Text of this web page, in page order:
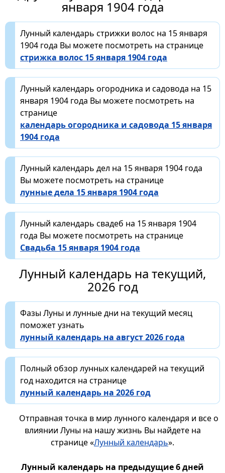
января 1904 года
Лунный календарь стрижки волос на 15 января
1904 года Вы можете посмотреть на странице
стрижка волос 15 января 1904 года
Лунный календарь огородника и садовода на 15
января 1904 года Вы можете посмотреть на
странице
календарь огородника и садовода 15 января
1904 года
Лунный календарь дел на 15 января 1904 года
Вы можете посмотреть на странице
лунные дела 15 января 1904 года
Лунный календарь свадеб на 15 января 1904
года Вы можете посмотреть на странице
Свадьба 15 января 1904 года
Лунный календарь на текущий,
2026 год
Фазы Луны и лунные дни на текущий месяц
поможет узнать
лунный календарь на август 2026 года
Полный обзор лунных календарей на текущий
год находится на странице
лунный календарь на 2026 год
Отправная точка в мир лунного календаря и все о
влиянии Луны на нашу жизнь Вы найдете на
странице «Лунный календарь».
Лунный календарь на предыдущие 6 дней